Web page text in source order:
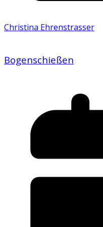
Christina Ehrenstrasser
Bogenschießen